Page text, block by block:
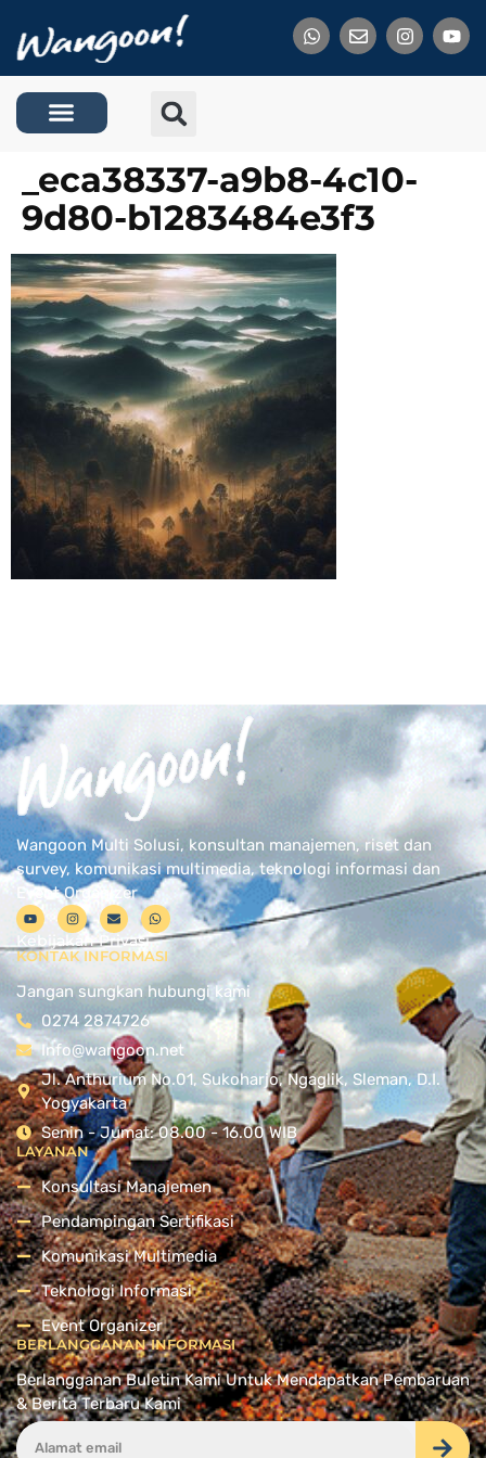
_eca38337-a9b8-4c10-
9d80-b1283484e3f3
Wangoon Multi Solusi, konsultan manajemen, riset dan
survey, komunikasi multimedia, teknologi informasi dan
Event Organizer
Kebijakan Privasi
KONTAK INFORMASI
Jangan sungkan hubungi kami
0274 2874726
Info@wangoon.net
Jl. Anthurium No.01, Sukoharjo, Ngaglik, Sleman, D.I.
Yogyakarta
Senin - Jumat: 08.00 - 16.00 WIB
LAYANAN
Konsultasi Manajemen
Pendampingan Sertifikasi
Komunikasi Multimedia
Teknologi Informasi
Event Organizer
BERLANGGANAN INFORMASI
Berlangganan Buletin Kami Untuk Mendapatkan Pembaruan
& Berita Terbaru Kami